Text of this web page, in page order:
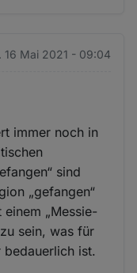
16 Mai 2021 - 09:04
immer noch in
sind
„gefangen“
„Messie-
sein, was für
bedauerlich ist.